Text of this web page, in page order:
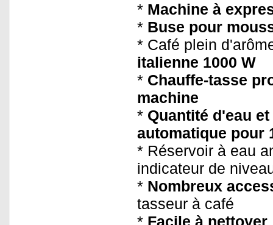
* Machine à
* Buse pour
* Café plein
italienne 1000 W
* Chauffe-tasse
machine
* Quantité d'eau
automatique pour
* Réservoir à eau
indicateur de
* Nombreux
tasseur à café
* Facile à nettoyer